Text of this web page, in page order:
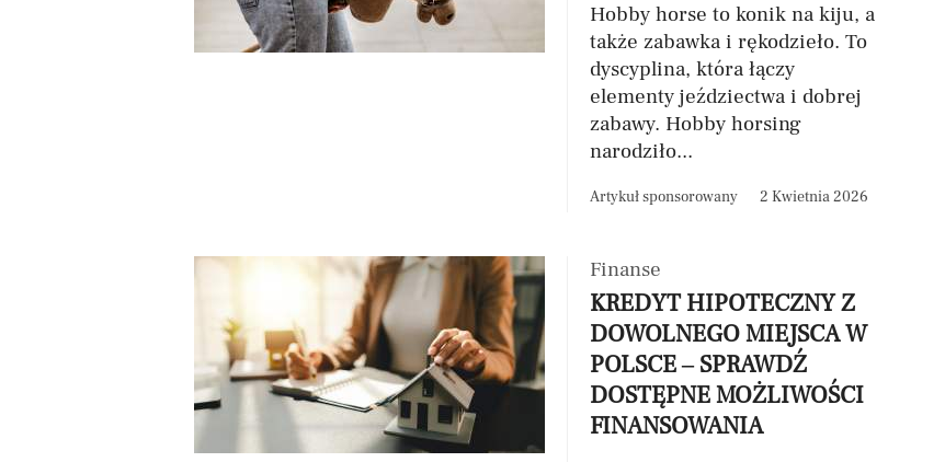
Hobby horse to konik na kiju, a
także zabawka i rękodzieło. To
dyscyplina, która łączy
elementy jeździectwa i dobrej
zabawy. Hobby horsing
narodziło...
Artykuł sponsorowany 2 Kwietnia 2026
Finanse
KREDYT HIPOTECZNY Z
DOWOLNEGO MIEJSCA W
POLSCE – SPRAWDŹ
DOSTĘPNE MOŻLIWOŚCI
FINANSOWANIA